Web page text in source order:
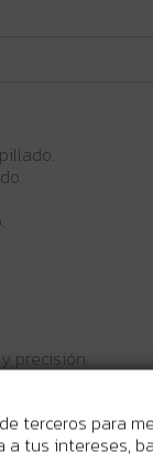
precisión.
terceros para
tus intereses,